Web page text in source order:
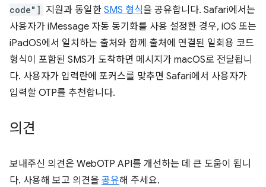
code"] 지원과 동일한 SMS 형식을 공유합니다. Safari에서는
사용자가 iMessage 자동 동기화를 사용 설정한 경우, iOS 또는
iPadOS에서 일치하는 출처와 함께 출처에 연결된 일회용 코드
형식이 포함된 SMS가 도착하면 메시지가 macOS로 전달됩니
다. 사용자가 입력란에 포커스를 맞추면 Safari에서 사용자가
입력할 OTP를 추천합니다.
의견
보내주신 의견은 WebOTP API를 개선하는 데 큰 도움이 됩니
다. 사용해 보고 의견을 공유해 주세요.